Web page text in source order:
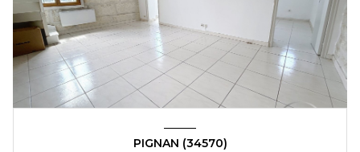
PIGNAN (34570)